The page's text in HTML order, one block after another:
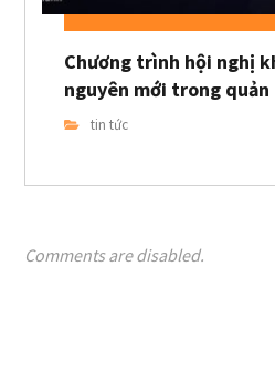
Chương trình hội nghị
nguyên mới trong
tin tức
Comments are disabled.